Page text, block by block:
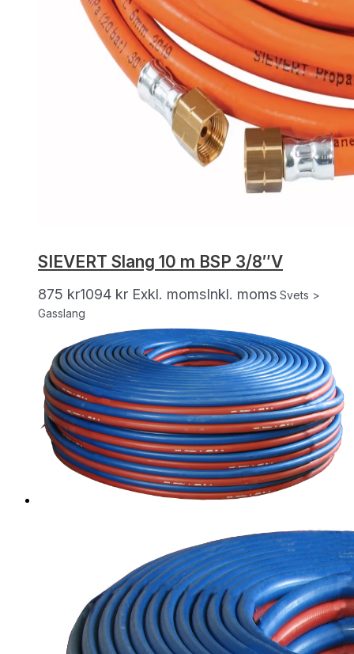
SIEVERT Slang 10 m BSP 3/8″V
875 kr1094 kr Exkl. momsInkl. moms Svets >
Gasslang